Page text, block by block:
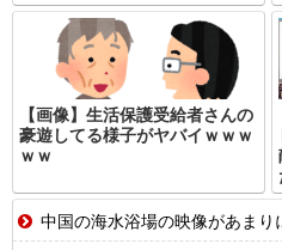
【画像】生活保護受給者さんの
豪遊してる様子がヤバイｗｗｗ
ｗｗ
中国の海水浴場の映像があまり